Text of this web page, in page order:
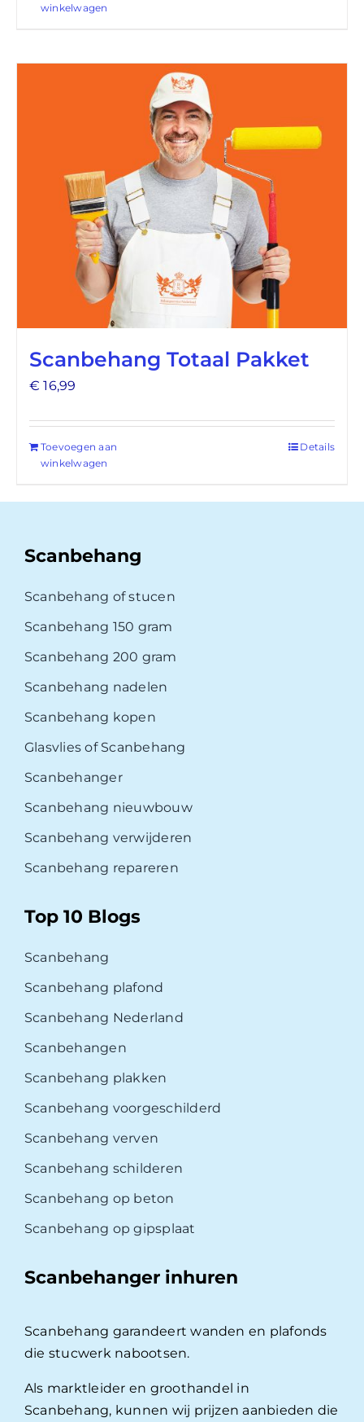
winkelwagen
Scanbehang Totaal Pakket
€ 16,99
Toevoegen aan
winkelwagen
Details
Scanbehang
Scanbehang of stucen
Scanbehang 150 gram
Scanbehang 200 gram
Scanbehang nadelen
Scanbehang kopen
Glasvlies of Scanbehang
Scanbehanger
Scanbehang nieuwbouw
Scanbehang verwijderen
Scanbehang repareren
Top 10 Blogs
Scanbehang
Scanbehang plafond
Scanbehang Nederland
Scanbehangen
Scanbehang plakken
Scanbehang voorgeschilderd
Scanbehang verven
Scanbehang schilderen
Scanbehang op beton
Scanbehang op gipsplaat
Scanbehanger inhuren
Scanbehang garandeert wanden en plafonds
die stucwerk nabootsen.
Als marktleider en groothandel in
Scanbehang, kunnen wij prijzen aanbieden die